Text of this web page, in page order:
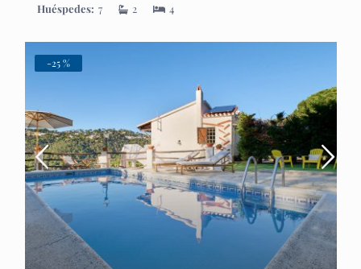
Huéspedes: 7 2 4
-25 %